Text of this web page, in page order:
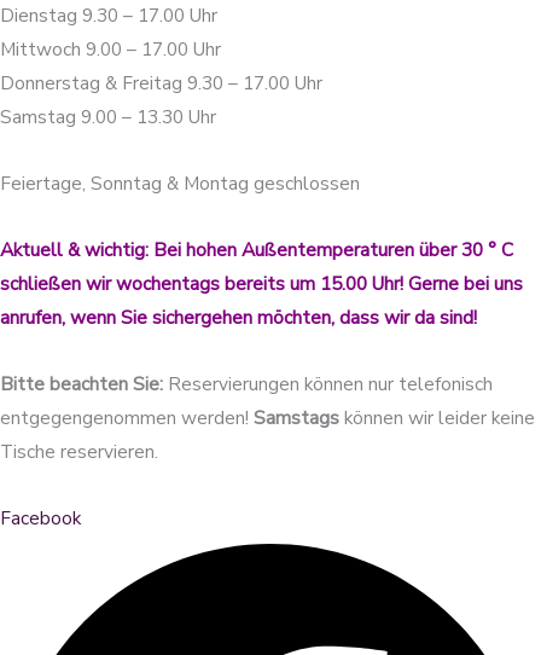
Dienstag 9.30 – 17.00 Uhr
Mittwoch 9.00 – 17.00 Uhr
Donnerstag & Freitag 9.30 – 17.00 Uhr
Samstag 9.00 – 13.30 Uhr
Feiertage, Sonntag & Montag geschlossen
Aktuell & wichtig: Bei hohen Außentemperaturen über 30 ° C
schließen wir wochentags bereits um 15.00 Uhr! Gerne bei uns
anrufen, wenn Sie sichergehen möchten, dass wir da sind!
Bitte beachten Sie: Reservierungen können nur telefonisch
entgegengenommen werden! Samstagskönnen wir leider keine
Tische reservieren.
Facebook